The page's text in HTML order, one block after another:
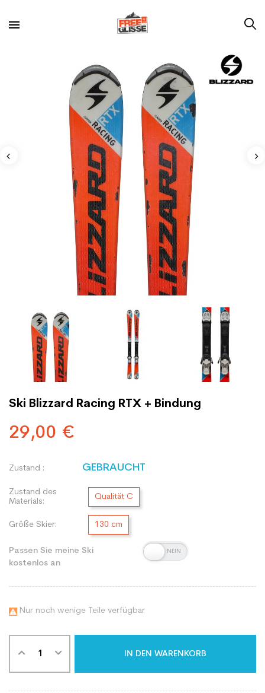
Ski Blizzard Racing RTX + Bindung
29,00 €
Zustand : GEBRAUCHT
Zustand des
Materials:
Qualität C
Größe Skier: 130 cm
Passen Sie meine Ski
kostenlos an
 Nur noch wenige Teile verfügbar
IN DEN WARENKORB